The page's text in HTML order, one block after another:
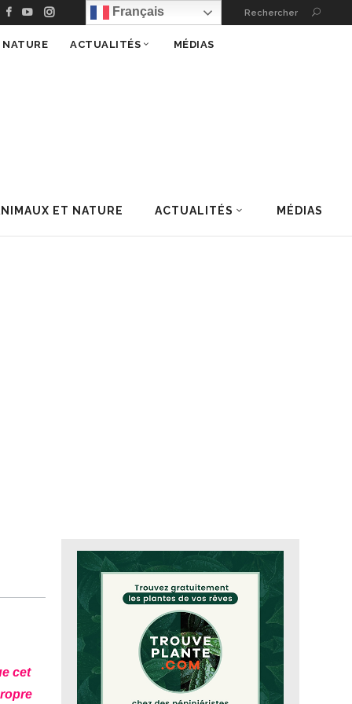
Français Rechercher
ET NATURE ACTUALITÉS MÉDIAS
ACTUALITÉS MÉDIAS
cet